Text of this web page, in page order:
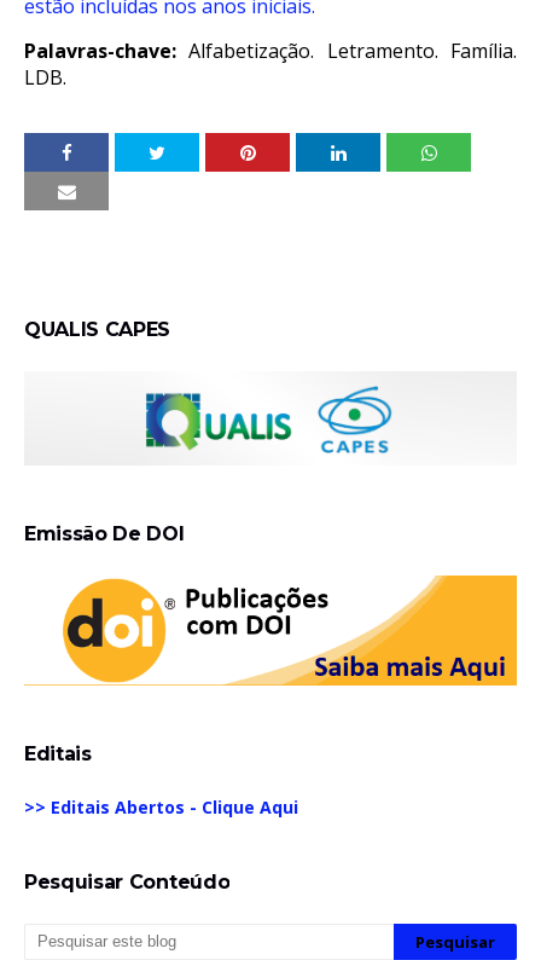
estão incluídas nos anos iniciais.
Palavras-chave: Alfabetização. Letramento. Família.
LDB.
QUALIS CAPES
Emissão De DOI
Editais
>> Editais Abertos - Clique Aqui
Pesquisar Conteúdo